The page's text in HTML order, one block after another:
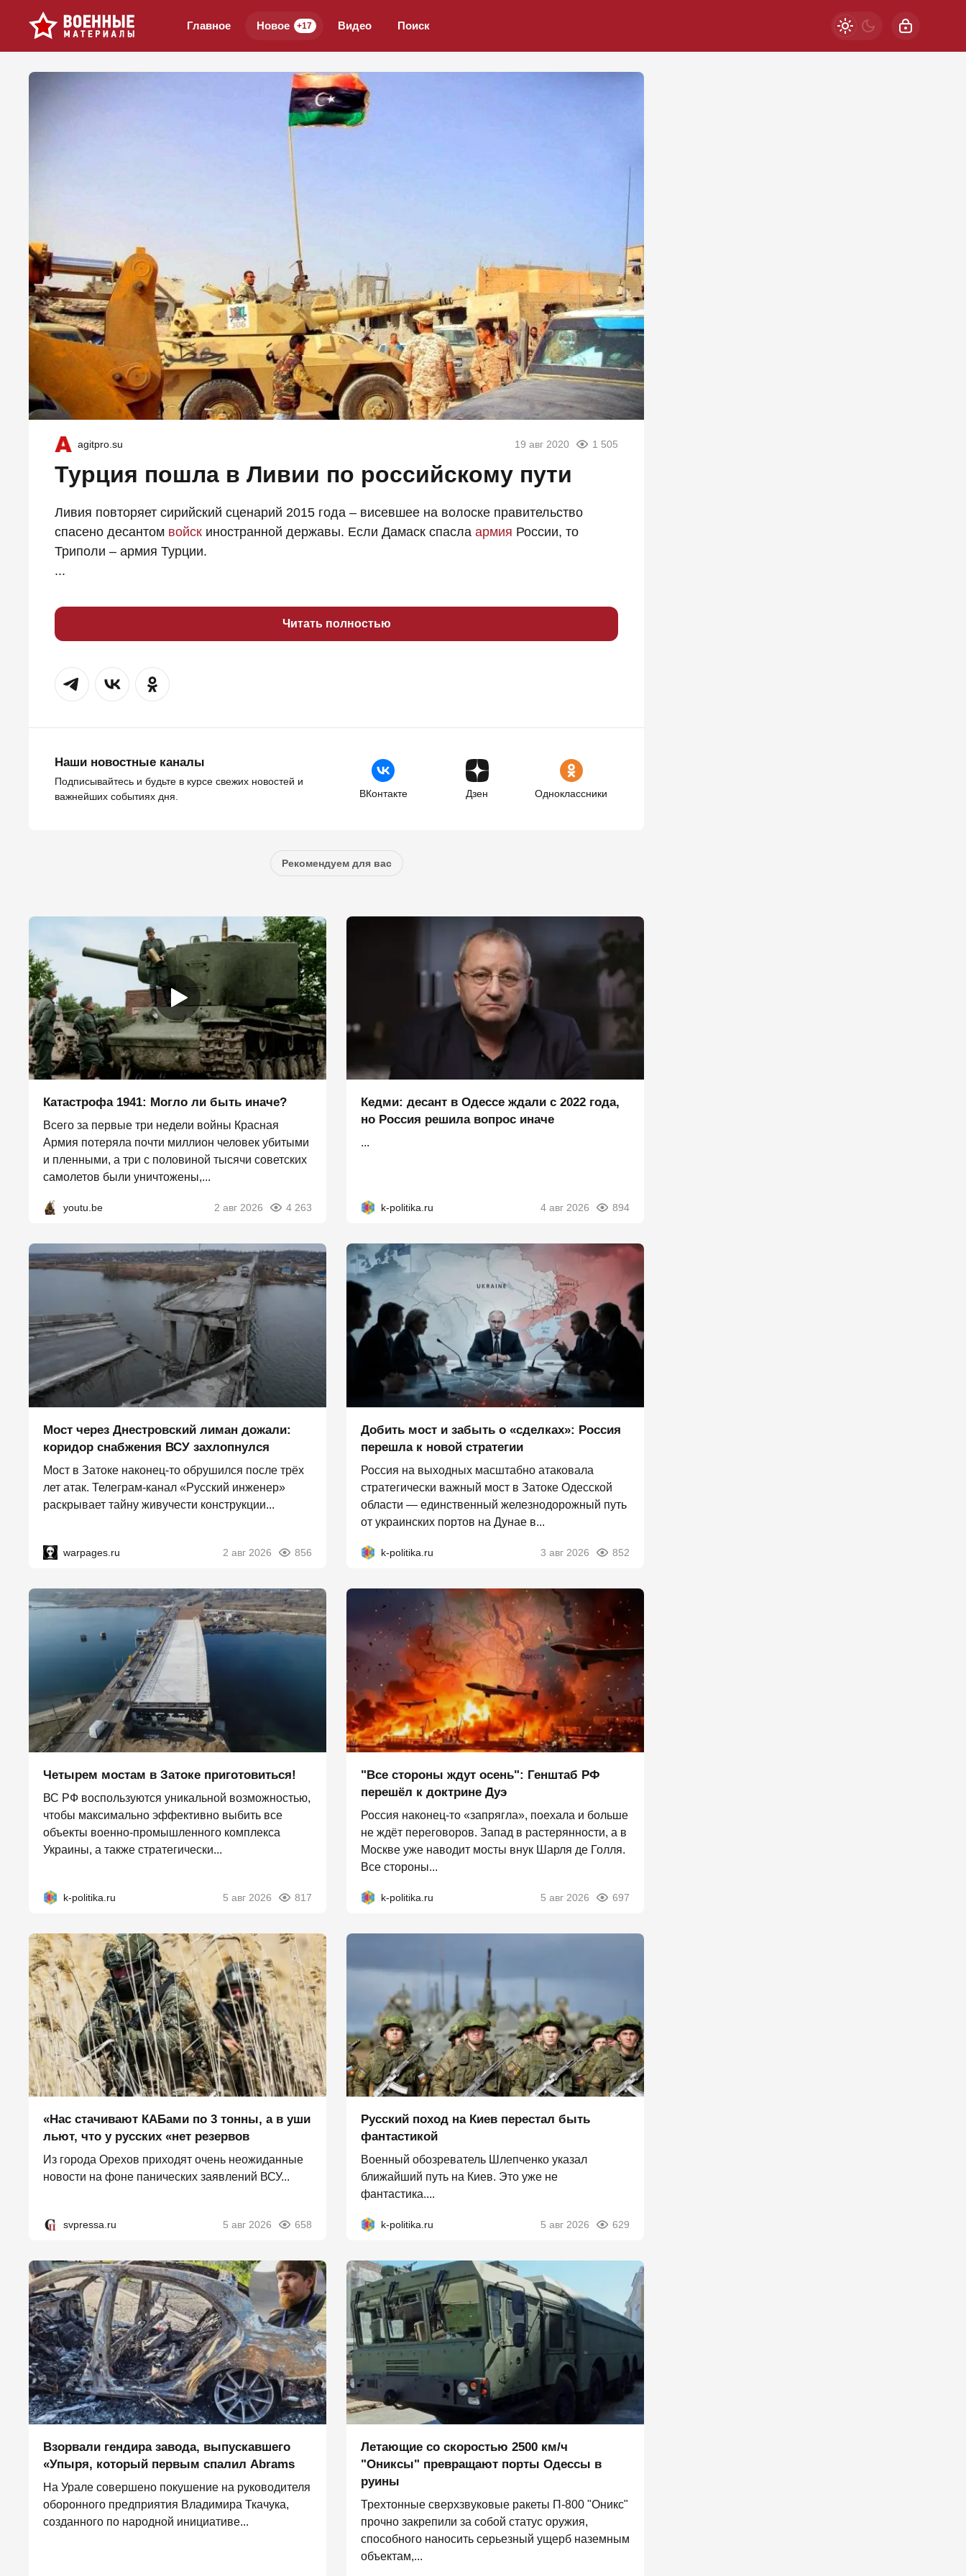
Главное Новое +17 Видео Поиск
agitpro.su 19 авг 2020 1 505
Турция пошла в Ливии по российскому пути
Ливия повторяет сирийский сценарий 2015 года – висевшее на волоске правительство
спасено десантом войск иностранной державы. Если Дамаск спасла армия России, то
Триполи – армия Турции.
...
Читать полностью
Наши новостные каналы
Подписывайтесь и будьте в курсе свежих новостей и
важнейших событиях дня.
ВКонтакте Дзен Одноклассники
Рекомендуем для вас
Катастрофа 1941: Могло ли быть иначе?
Всего за первые три недели войны Красная
Армия потеряла почти миллион человек убитыми
и пленными, а три с половиной тысячи советских
самолетов были уничтожены,...
youtu.be 2 авг 2026 4 263
Кедми: десант в Одессе ждали с 2022 года,
но Россия решила вопрос иначе
...
k-politika.ru 4 авг 2026 894
Мост через Днестровский лиман дожали:
коридор снабжения ВСУ захлопнулся
Мост в Затоке наконец-то обрушился после трёх
лет атак. Телеграм-канал «Русский инженер»
раскрывает тайну живучести конструкции...
warpages.ru 2 авг 2026 856
Добить мост и забыть о «сделках»: Россия
перешла к новой стратегии
Россия на выходных масштабно атаковала
стратегически важный мост в Затоке Одесской
области — единственный железнодорожный путь
от украинских портов на Дунае в...
k-politika.ru 3 авг 2026 852
Четырем мостам в Затоке приготовиться!
ВС РФ воспользуются уникальной возможностью,
чтобы максимально эффективно выбить все
объекты военно-промышленного комплекса
Украины, а также стратегически...
k-politika.ru 5 авг 2026 817
"Все стороны ждут осень": Генштаб РФ
перешёл к доктрине Дуэ
Россия наконец-то «запрягла», поехала и больше
не ждёт переговоров. Запад в растерянности, а в
Москве уже наводит мосты внук Шарля де Голля.
Все стороны...
k-politika.ru 5 авг 2026 697
«Нас стачивают КАБами по 3 тонны, а в уши
льют, что у русских «нет резервов
Из города Орехов приходят очень неожиданные
новости на фоне панических заявлений ВСУ...
svpressa.ru 5 авг 2026 658
Русский поход на Киев перестал быть
фантастикой
Военный обозреватель Шлепченко указал
ближайший путь на Киев. Это уже не
фантастика....
k-politika.ru 5 авг 2026 629
Взорвали гендира завода, выпускавшего
«Упыря, который первым спалил Abrams
На Урале совершено покушение на руководителя
оборонного предприятия Владимира Ткачука,
созданного по народной инициативе...
Летающие со скоростью 2500 км/ч
"Ониксы" превращают порты Одессы в
руины
Трехтонные сверхзвуковые ракеты П‑800 "Оникс"
прочно закрепили за собой статус оружия,
способного наносить серьезный ущерб наземным
объектам,...